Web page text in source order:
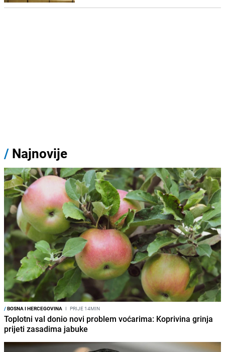
/ Najnovije
/BOSNA I HERCEGOVINA I PRIJE 14MIN
Toplotni val donio novi problem voćarima: Koprivina grinja
prijeti zasadima jabuke